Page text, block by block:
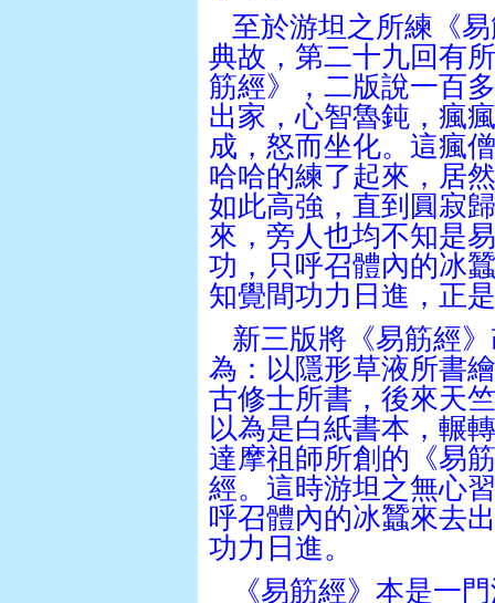
至於游坦之所練《
典故，第二十九回有
筋經》，二版說一百
出家，心智魯鈍，瘋
成，怒而坐化。這瘋
哈哈的練了起來，居
如此高強，直到圓寂
來，旁人也均不知是
功，只呼召體內的冰
知覺間功力日進，正
新三版將《易筋經
為：以隱形草液所書
古修士所書，後來天
以為是白紙書本，輾
達摩祖師所創的《易
經。這時游坦之無心
呼召體內的冰蠶來去
功力日進。
《易筋經》本是一